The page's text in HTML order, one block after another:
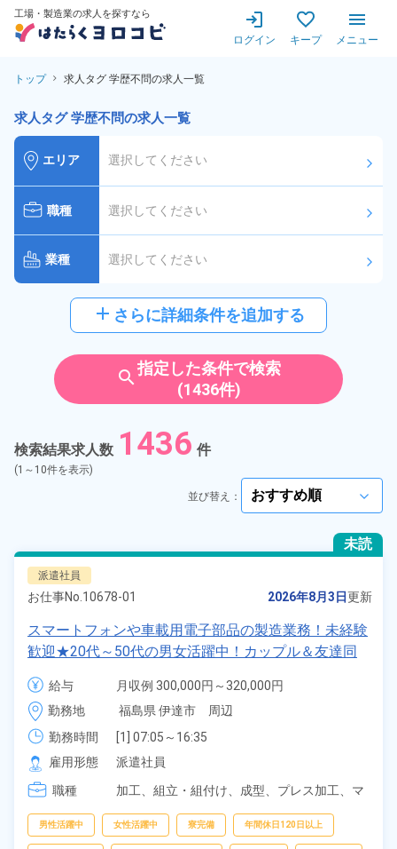
工場・製造業の求人を探すなら
ログイン キープ メニュー
トップ 求人タグ 学歴不問の求人一覧
求人タグ 学歴不問の求人一覧
エリア 選択してください arrow_forward_ios
職種 選択してください arrow_forward_ios
業種 選択してください arrow_forward_ios
選択してください
雇用形態 派遣社員
紹介予定派遣
契約社員
アルバイト・パート
正社員 ※無期雇用派遣
期間従業員
こだわり 選択してください
タグ 学歴不問
ド
add さらに詳細条件を追加する
search指定した条件で検索
(1436件)
検索結果求人数 1436 件
(1～10件を表示)
並び替え： arrow_forward_ios
未読
派遣社員
お仕事No. 10678-01 2026年8月3日更新
スマートフォンや車載用電子部品の製造業務！未経験
歓迎★20代～50代の男女活躍中！カップル＆友達同
士の応募OK！寮費実質無料＆備品付きワンルーム寮
完備！日払い制度あり！社員食堂利用OK！《福島県
伊達市》
給与
月収例 300,000円～320,000円
時給 1,350円～1,350円
勤務地
福島県 伊達市　周辺
勤務時間
[1] 07:05～16:35
[2] 18:50～04:20
[3] 08:20～17:05
雇用形態
派遣社員
職種
加工、 組立・組付け、 成型、 プレス加工、 マ
洗浄
男性活躍中 女性活躍中 寮完備 年間休日120日以上